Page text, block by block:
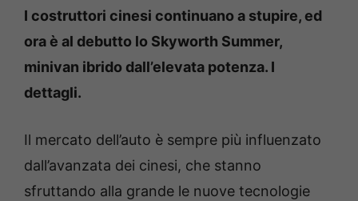
I costruttori cinesi continuano a stupire, ed
ora è al debutto lo Skyworth Summer,
minivan ibrido dall’elevata potenza. I
dettagli.
Il mercato dell’auto è sempre più influenzato
dall’avanzata dei cinesi, che stanno
sfruttando alla grande le nuove tecnologie